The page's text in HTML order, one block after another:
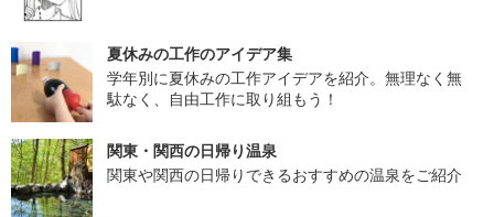
夏休みの工作のアイデア集
学年別に夏休みの工作アイデアを紹介。無理なく無
駄なく、自由工作に取り組もう！
関東・関西の日帰り温泉
関東や関西の日帰りできるおすすめの温泉をご紹介